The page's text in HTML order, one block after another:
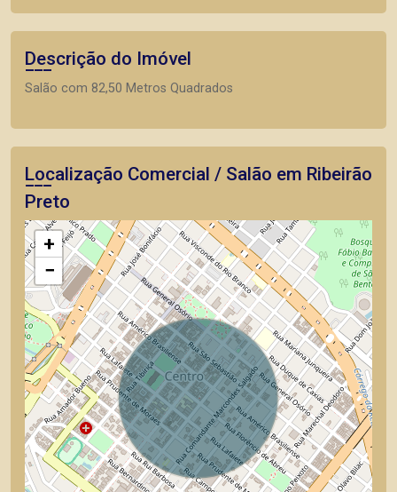
Descrição do Imóvel
Salão com 82,50 Metros Quadrados
Localização Comercial / Salão em Ribeirão
Preto
+
−